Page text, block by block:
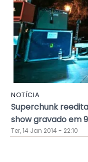
NOTÍCIA
Superchunk
show gravado em
Ter, 14 Jan 2014 - 22:10